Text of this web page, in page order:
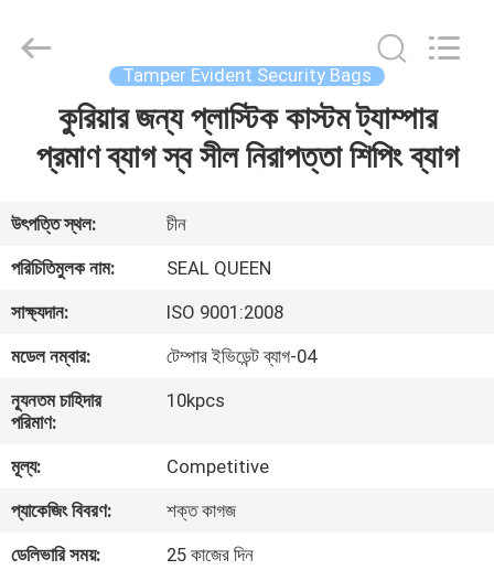
আমাদের
সম্পর্কে
কারখানা
ভ্রমণ
মান
নিয়ন্ত্রণ
Material
Tamper Evident Security Bags
কুরিয়ার জন্য প্লাস্টিক কাস্টম ট্যাম্পার
প্রমাণ ব্যাগ স্ব সীল নিরাপত্তা শিপিং ব্যাগ
উৎপত্তি স্থল:
চীন
পরিচিতিমুলক নাম:
SEAL QUEEN
সাক্ষ্যদান:
ISO 9001:2008
মডেল নম্বার:
টেম্পার ইভিডেন্ট ব্যাগ-04
ন্যূনতম চাহিদার
পরিমাণ:
10kpcs
মূল্য:
Competitive
প্যাকেজিং বিবরণ:
শক্ত কাগজ
ডেলিভারি সময়:
25 কাজের দিন